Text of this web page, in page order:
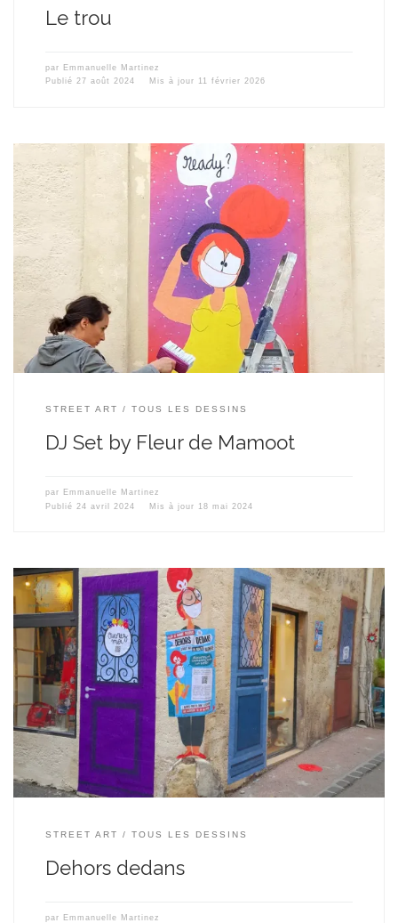
Le trou
par Emmanuelle Martinez
Publié 27 août 2024 Mis à jour 11 février 2026
Collage en réalité augmentée, le retour ! L’hôtel du Palais m’a fait
l’honneur de me réserver un emplacement sur un de leurs murs
pour que je puisse réaliser un collage en réalité augmentée…et
cette fois-ci, en 3D s’il vous plait !
​ Pas peu fière je suis
donc, d’avoir relevé […]
STREET ART TOUS LES DESSINS
DJ Set by Fleur de Mamoot
par Emmanuelle Martinez
Publié 24 avril 2024 Mis à jour 18 mai 2024
J’ai collé 5 portes en réalité augmentée dans les rues de
Montpellier. Exposition nommée « Dehors Dedans » réalisée
grâce au soutien du Centre national du Cinéma et de l’image
animée (CNC). L’idée globale de cette exposition est de vous
placer dehors ou dans une maison, vous, en place dans la rue […]
STREET ART TOUS LES DESSINS
Dehors dedans
par Emmanuelle Martinez